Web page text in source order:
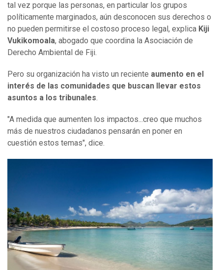
tal vez porque las personas, en particular los grupos
políticamente marginados, aún desconocen sus derechos o
no pueden permitirse el costoso proceso legal, explica Kiji
Vukikomoala, abogado que coordina la Asociación de
Derecho Ambiental de Fiji.
Pero su organización ha visto un reciente aumento en el
interés de las comunidades que buscan llevar estos
asuntos a los tribunales.
"A medida que aumenten los impactos...creo que muchos
más de nuestros ciudadanos pensarán en poner en
cuestión estos temas", dice.